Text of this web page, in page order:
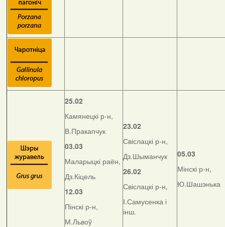
25.02
Камянецкі р-н,
В.Пракапчук
03.03
Маларыцкі раён,
Дз.Кіцель
12.03
Пінскі р-н,
М.Львоў
23.02
Свіслацкі р-н,
Дз.Шыманчук
26.02
Свіслацкі р-н,
І.Самусенка і
інш.
05.03
Мінскі р-н,
Ю.Шашэнька